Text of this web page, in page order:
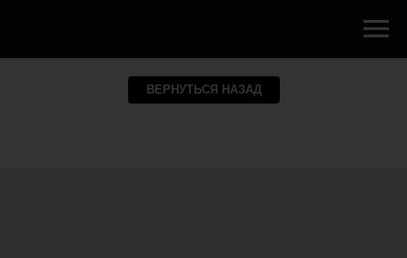
ВЕРНУТЬСЯ НАЗАД